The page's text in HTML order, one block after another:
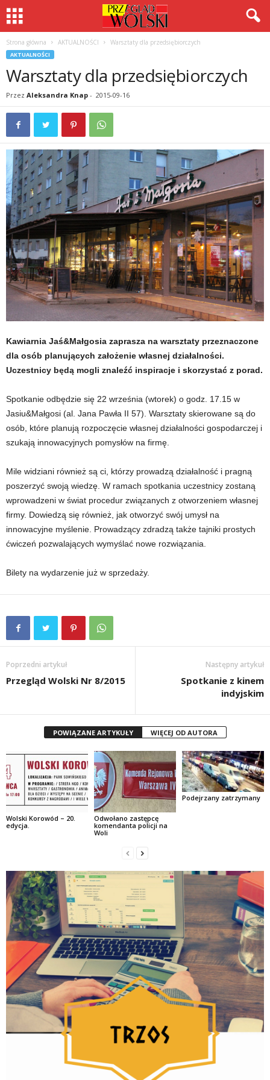
Strona główna AKTUALNOŚCI Warsztaty dla przedsiębiorczych
AKTUALNOŚCI
Warsztaty dla przedsiębiorczych
Przez Aleksandra Knap - 2015-09-16
Kawiarnia Jaś&Małgosia zaprasza na warsztaty przeznaczone
dla osób planujących założenie własnej działalności.
Uczestnicy będą mogli znaleźć inspiracje i skorzystać z porad.
Spotkanie odbędzie się 22 września (wtorek) o godz. 17.15 w
Jasiu&Małgosi (al. Jana Pawła II 57). Warsztaty skierowane są do
osób, które planują rozpoczęcie własnej działalności gospodarczej i
szukają innowacyjnych pomysłów na firmę.
Mile widziani również są ci, którzy prowadzą działalność i pragną
poszerzyć swoją wiedzę. W ramach spotkania uczestnicy zostaną
wprowadzeni w świat procedur związanych z otworzeniem własnej
firmy. Dowiedzą się również, jak otworzyć swój umysł na
innowacyjne myślenie. Prowadzący zdradzą także tajniki prostych
ćwiczeń pozwalających wymyślać nowe rozwiązania.
Bilety na wydarzenie już w sprzedaży.
Poprzedni artykuł
Przegląd Wolski Nr 8/2015
Następny artykuł
Spotkanie z kinem
indyjskim
POWIĄZANE ARTYKUŁY WIĘCEJ OD AUTORA
Wolski Korowód – 20.
edycja.
Odwołano zastępcę
komendanta policji na
Woli
Podejrzany zatrzymany